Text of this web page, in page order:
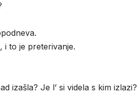
i to je preterivanje.
izašla? Je l’ si videla s kim izlazi?